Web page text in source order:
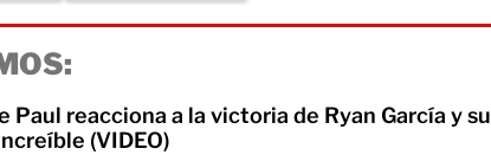
Paul reacciona a la victoria de Ryan García y su
(VIDEO)